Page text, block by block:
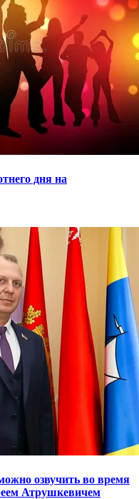
дня на
озвучить во время
Атрушкевичем